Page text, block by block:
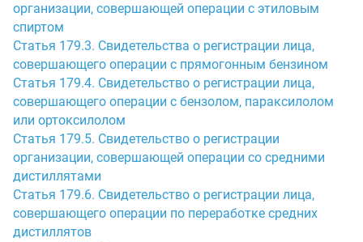
организации, совершающей операции с этиловым
спиртом
Статья 179.3. Свидетельства о регистрации лица,
совершающего операции с прямогонным бензином
Статья 179.4. Свидетельство о регистрации лица,
совершающего операции с бензолом, параксилолом
или ортоксилолом
Статья 179.5. Свидетельство о регистрации
организации, совершающей операции со средними
дистиллятами
Статья 179.6. Свидетельство о регистрации лица,
совершающего операции по переработке средних
дистиллятов